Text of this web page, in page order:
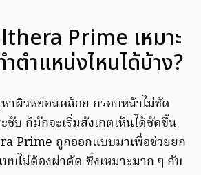
Prime เหมาะ
ตำแหน่งไหนได้บ้าง?
าผิวหย่อนคล้อย กรอบหน้าไม่ชัด
ชับ ก็มักจะเริ่มสังเกตเห็นได้ชัดขึ้น
Prime ถูกออกแบบมาเพื่อช่วยยก
บไม่ต้องผ่าตัด ซึ่งเหมาะมาก ๆ กับ